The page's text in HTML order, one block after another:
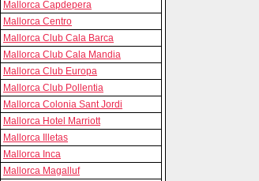
Mallorca Capdepera
Mallorca Centro
Mallorca Club Cala Barca
Mallorca Club Cala Mandia
Mallorca Club Europa
Mallorca Club Pollentia
Mallorca Colonia Sant Jordi
Mallorca Hotel Marriott
Mallorca Illetas
Mallorca Inca
Mallorca Magalluf